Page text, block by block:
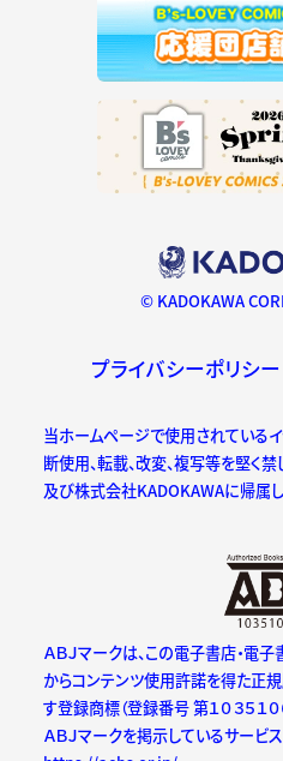
© KADOKAWA
プライバシーポリシー
当ホームページで使用されているイ
断使用、転載、改変、複写等を堅く
及び株式会社KADOKAWAに帰属し
ＡＢＪマークは、この電子書店・電
からコンテンツ使用許諾を得た正
す登録商標（登録番号 第１０３５１０
ＡＢＪマークを掲示しているサービ